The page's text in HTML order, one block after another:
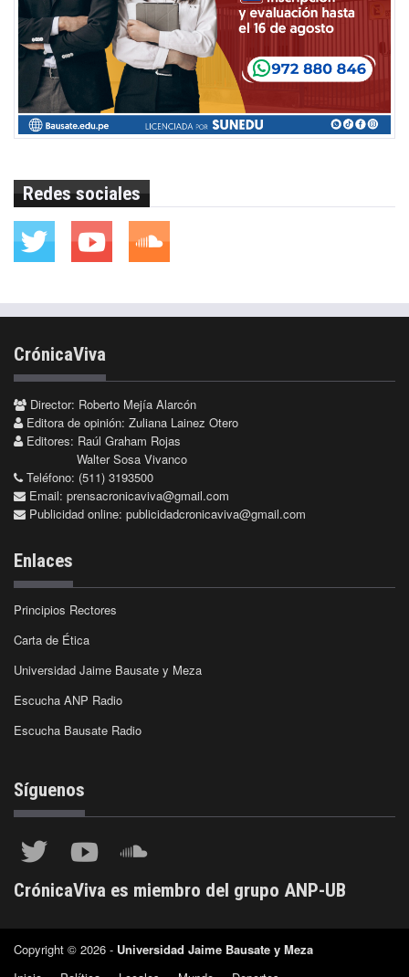
Redes sociales
CrónicaViva
Director: Roberto Mejía Alarcón
Editora de opinión: Zuliana Lainez Otero
Editores: Raúl Graham Rojas
Walter Sosa Vivanco
Teléfono: (511) 3193500
Email: prensacronicaviva@gmail.com
Publicidad online: publicidadcronicaviva@gmail.com
Enlaces
Principios Rectores
Carta de Ética
Universidad Jaime Bausate y Meza
Escucha ANP Radio
Escucha Bausate Radio
Síguenos
CrónicaViva es miembro del grupo ANP-UB
Copyright © 2026 - Universidad Jaime Bausate y Meza